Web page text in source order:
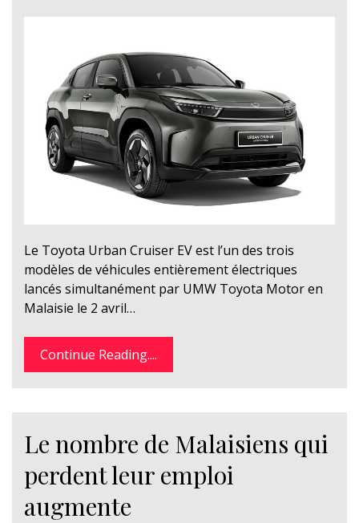
Le Toyota Urban Cruiser EV est l’un des trois
modèles de véhicules entièrement électriques
lancés simultanément par UMW Toyota Motor en
Malaisie le 2 avril…
Continue Reading....
Le nombre de Malaisiens qui
perdent leur emploi
augmente